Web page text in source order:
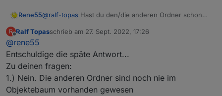
Rene55@ralf-topas Hast du den/die anderen Ordner schon
kommen erst, wenn plausible Daten aus der Cloud
versuch doch mal, den Adapter komplett zu löschen
und neu zu installieren. Möglicherweise ist bei der
Installation was nicht ganz sauber gelaufen.
R
Offline
Ralf Topasschrieb am 27. Sept. 2022, 17:26
zuletzt editiert von
@rene55
Entschuldige die späte Antwort...
Zu deinen fragen:
1.) Nein. Die anderen Ordner sind noch nie im
Objektebaum vorhanden gewesen